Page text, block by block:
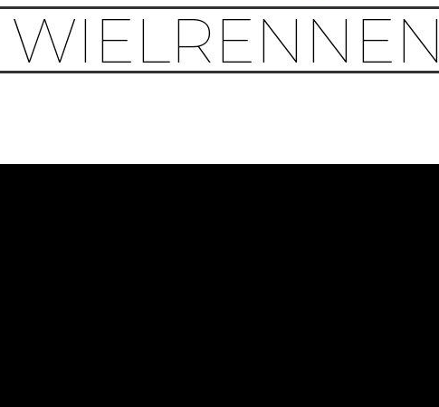
WIELRENNEN